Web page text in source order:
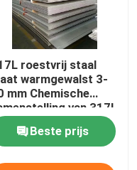
roestvrij staal
warmgewalst 3-
mm Chemische
van 317l
staal
Beste prijs